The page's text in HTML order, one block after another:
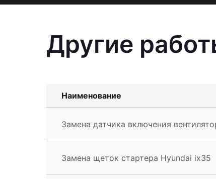
Другие
Наименование
Замена датчика включения
Замена щеток стартера Hyundai ix35